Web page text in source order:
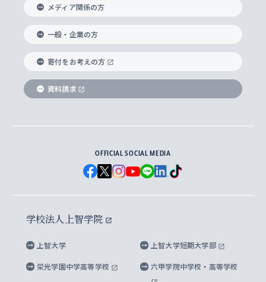
国際教養学部
理工学部
Futures） – 持続可能な未来を考える６学科連携
実践宗教学研究科
総合人間科学研究科
経済学研究科
グローバル・スタディーズ研究科
生涯学習
ヨーロッパ研究所
アジア文化研究所
アメリカ・カナダ研究所
メディア・ジャーナリズム研究所
水稀少社会研究センター
先進機械・構造材料イノベーションセンター
障がいのある学生への支援
就職（内定先）・進路統計
企業の採用ご担当者様へのご案内
ノンディグリー生
Sophia Short-term Program受講生
学費・奨学金
学部入学前に出願する奨学金
国による高等教育の修学支援新制度
大学院生対象の奨学金
海外留学する際の費用と奨学金
ソフィア・アーカイブズ
上智大学とカトリック
国連Weeks・アフリカWeeks
ダイバーシティ＆サステナビリティへの取り組み
学校法人上智学院について
数字で見る上智大学
上智大学のネットワーク
父母・保証人とのネットワーク
学外とのネットワーク
上智大学の出版物
上智大学大学案内・大学院案内
英文広報誌 SOPHIA magazine
上智大学のビジュアル・アイデンティティ
上智大学ビジュアル・アイデンティティ
上智大学校歌 ・上智大学学生歌
上智大学への取材・キャンパスでの撮影について
上智大学の公開情報
上智大学の教育研究活動等の情報公表
キャンパス案内
メディア関係の方
一般・企業の方
寄付をお考えの方
資料請求
OFFICIAL SOCIAL MEDIA
学校法人上智学院
上智大学 上智大学短期大学部
栄光学園中学高等学校 六甲学院中学校・高等学校